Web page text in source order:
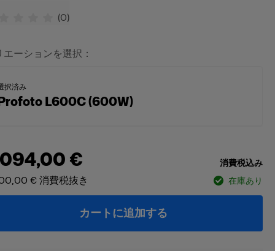
(0)
エーションを選択：
択済み
L600C (600W)
€ 消費税込み
€ 消費税抜き 在庫あり
カートに追加する